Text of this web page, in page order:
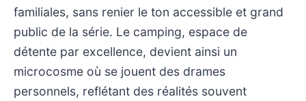
familiales, sans renier le ton accessible et grand
public de la série. Le camping, espace de
détente par excellence, devient ainsi un
microcosme où se jouent des drames
personnels, reflétant des réalités souvent